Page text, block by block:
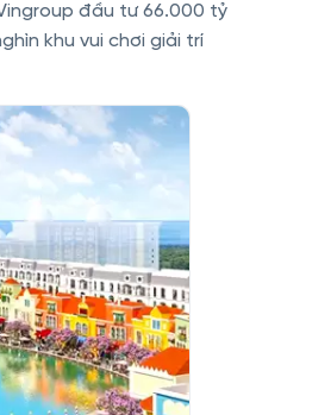
đầu tư 66.000 tỷ
khu vui chơi giải trí